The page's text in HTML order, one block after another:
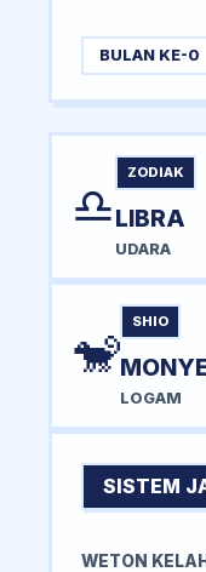
BULAN KE-0
♎
ZODIAK
LIBRA
UDARA
🐒
SHIO
LOGAM
SISTEM
WETON